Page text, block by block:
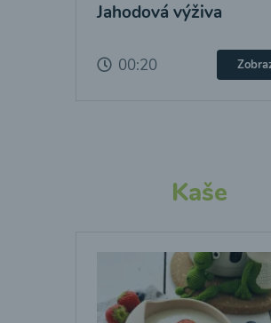
Jahodová výživa
00:20
Kaše